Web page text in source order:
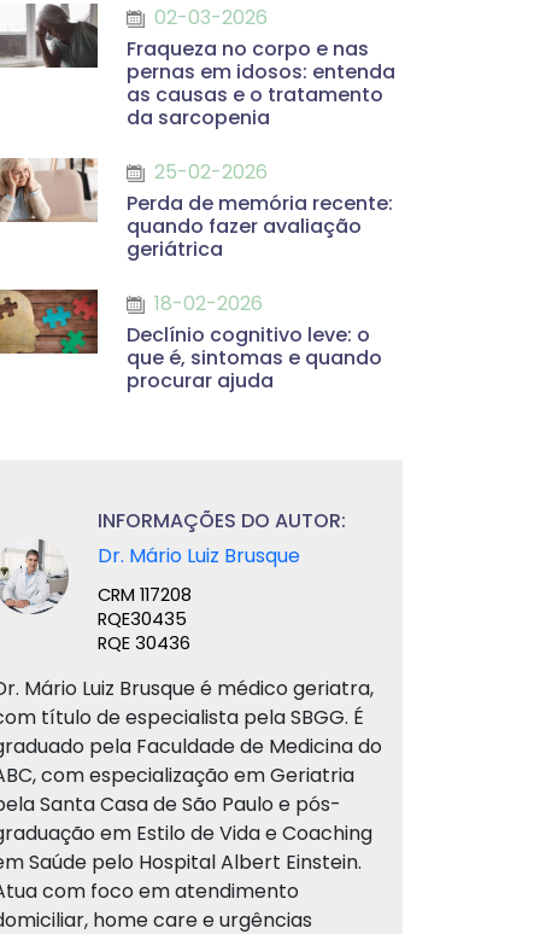
02-03-2026
Fraqueza no corpo e nas
pernas em idosos: entenda
as causas e o tratamento
da sarcopenia
25-02-2026
Perda de memória recente:
quando fazer avaliação
geriátrica
18-02-2026
Declínio cognitivo leve: o
que é, sintomas e quando
procurar ajuda
INFORMAÇÕES DO AUTOR:
Dr. Mário Luiz Brusque
CRM 117208
RQE30435
RQE 30436
Mário Luiz Brusque é médico geriatra,
título de especialista pela SBGG. É
pela Faculdade de Medicina do
com especialização em Geriatria
Santa Casa de São Paulo e pós-
em Estilo de Vida e Coaching
Saúde pelo Hospital Albert Einstein.
com foco em atendimento
home care e urgências